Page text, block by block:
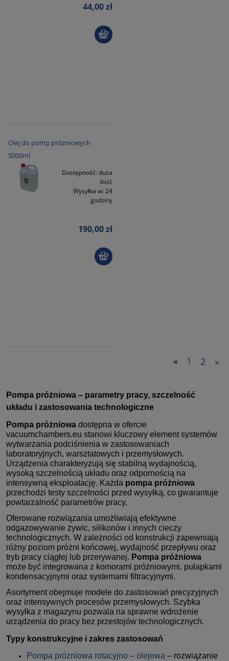
44,00 zł
Olej do pomp próżniowych
5000ml
Dostępność: duża
ilość
Wysyłka w: 24
godziny
190,00 zł
« 1 2 »
Pompa próżniowa – parametry pracy, szczelność
układu i zastosowania technologiczne
Pompa próżniowa dostępna w ofercie
vacuumchambers.eu stanowi kluczowy element systemów
wytwarzania podciśnienia w zastosowaniach
laboratoryjnych, warsztatowych i przemysłowych.
Urządzenia charakteryzują się stabilną wydajnością,
wysoką szczelnością układu oraz odpornością na
intensywną eksploatację. Każda pompa próżniowa
przechodzi testy szczelności przed wysyłką, co gwarantuje
powtarzalność parametrów pracy.
Oferowane rozwiązania umożliwiają efektywne
odgazowywanie żywic, silikonów i innych cieczy
technologicznych. W zależności od konstrukcji zapewniają
różny poziom próżni końcowej, wydajność przepływu oraz
tryb pracy ciągłej lub przerywanej. Pompa próżniowa
może być integrowana z komorami próżniowymi, pułapkami
kondensacyjnymi oraz systemami filtracyjnymi.
Asortyment obejmuje modele do zastosowań precyzyjnych
oraz intensywnych procesów przemysłowych. Szybka
wysyłka z magazynu pozwala na sprawne wdrożenie
urządzenia do pracy bez przestojów technologicznych.
Typy konstrukcyjne i zakres zastosowań
Pompa próżniowa rotacyjno – olejowa – rozwiązanie